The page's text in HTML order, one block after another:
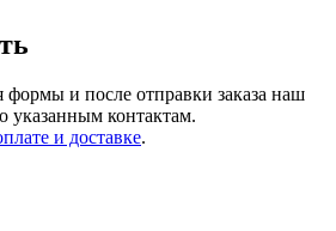
формы и после отправки заказа наш
указанным контактам.
и доставке.